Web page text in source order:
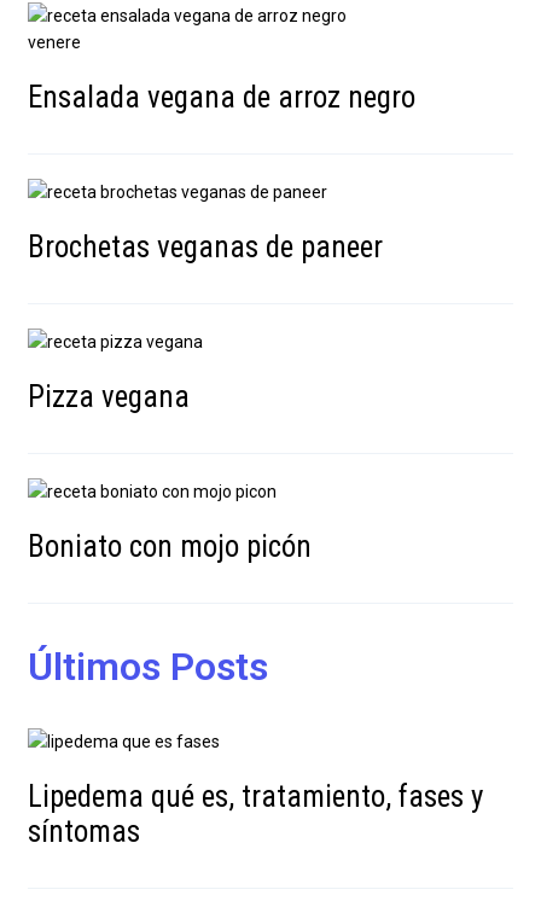
Ensalada vegana de arroz negro
Brochetas veganas de paneer
Pizza vegana
Boniato con mojo picón
Últimos Posts
Lipedema qué es, tratamiento, fases y
síntomas